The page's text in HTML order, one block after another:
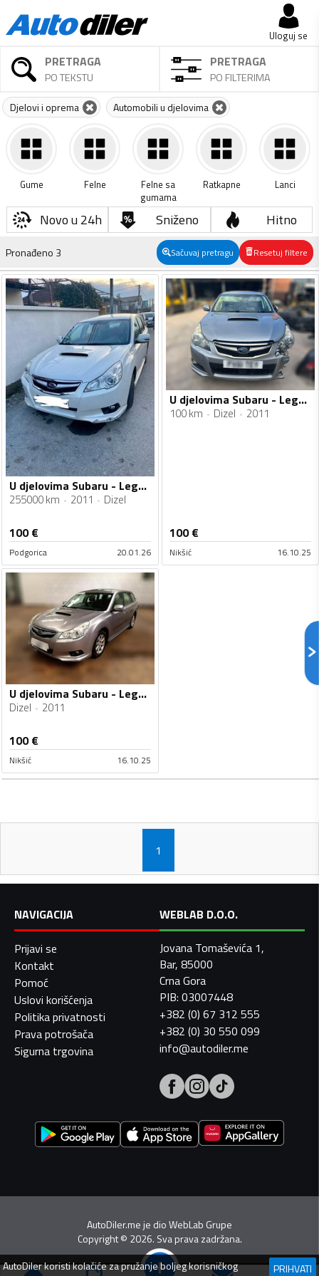
Uloguj se
PRETRAGA
PO TEKSTU
PRETRAGA
PO FILTERIMA
Djelovi i oprema Automobili u djelovima
Gume Felne
Felne sa
gumama
Ratkapne Lanci
Novo u 24h Sniženo Hitno
Pronađeno 3 Sačuvaj pretragu Resetuj filtere
U djelovima Subaru - Legacy 2.0
255000 km 2011 Dizel
100€
Podgorica 20.01.26
U djelovima Subaru - Legacy
100 km Dizel 2011
100€
Nikšić 16.10.25
U djelovima Subaru - Legacy
Dizel 2011
100€
Nikšić 16.10.25
1
NAVIGACIJA
Prijavi se
Kontakt
Pomoć
Uslovi korišćenja
Politika privatnosti
Prava potrošača
Sigurna trgovina
WEBLAB D.O.O.
Jovana Tomaševića 1,
Bar, 85000
Crna Gora
PIB: 03007448
+382 (0) 67 312 555
+382 (0) 30 550 099
info@autodiler.me
AutoDiler.me je dioWebLab Grupe
Copyright© 2026. Sva prava zadržana.
AutoDilerkoristi kolačiće za pružanje boljeg korisničkog
PRIHVATI